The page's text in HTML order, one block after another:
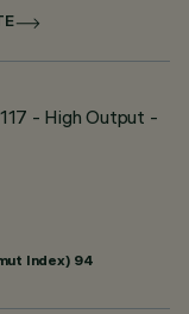
- High Output -
Index) 94